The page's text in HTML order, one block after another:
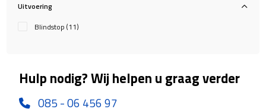
Uitvoering
Blindstop (11)
Hulp nodig? Wij helpen u graag verder
085 - 06 456 97